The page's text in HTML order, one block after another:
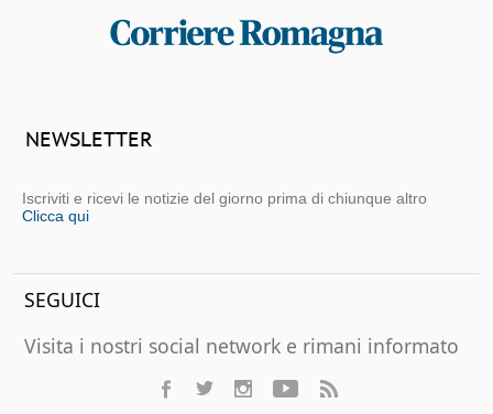
NEWSLETTER
Iscriviti e ricevi le notizie del giorno prima di chiunque altro
Clicca qui
SEGUICI
Visita i nostri social network e rimani informato